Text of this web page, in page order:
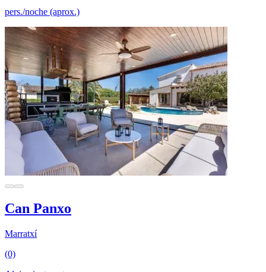
pers./noche (aprox.)
Can Panxo
Marratxí
(0)